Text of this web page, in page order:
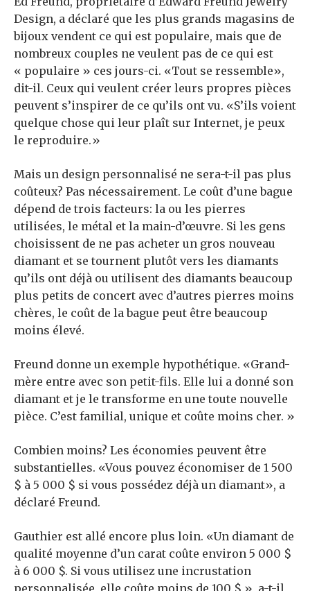
Design, a déclaré que les plus grands magasins de
bijoux vendent ce qui est populaire, mais que de
nombreux couples ne veulent pas de ce qui est
« populaire » ces jours-ci. «Tout se ressemble»,
dit-il. Ceux qui veulent créer leurs propres pièces
peuvent s’inspirer de ce qu’ils ont vu. «S’ils voient
quelque chose qui leur plaît sur Internet, je peux
le reproduire.»
Mais un design personnalisé ne sera-t-il pas plus
coûteux? Pas nécessairement. Le coût d’une bague
dépend de trois facteurs: la ou les pierres
utilisées, le métal et la main-d’œuvre. Si les gens
choisissent de ne pas acheter un gros nouveau
diamant et se tournent plutôt vers les diamants
qu’ils ont déjà ou utilisent des diamants beaucoup
plus petits de concert avec d’autres pierres moins
chères, le coût de la bague peut être beaucoup
moins élevé.
Freund donne un exemple hypothétique. «Grand-
mère entre avec son petit-fils. Elle lui a donné son
diamant et je le transforme en une toute nouvelle
pièce. C’est familial, unique et coûte moins cher. »
Combien moins? Les économies peuvent être
substantielles. «Vous pouvez économiser de 1 500
$ à 5 000 $ si vous possédez déjà un diamant», a
déclaré Freund.
Gauthier est allé encore plus loin. «Un diamant de
qualité moyenne d’un carat coûte environ 5 000 $
à 6 000 $. Si vous utilisez une incrustation